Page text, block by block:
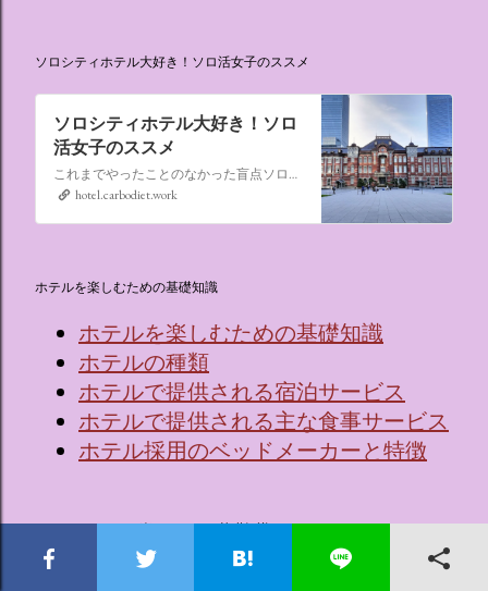
ソロシティホテル大好き！ソロ活女子のススメ
ソロシティホテル大好き！ソロ
活女子のススメ
これまでやったことのなかった盲点ソロ活、“なんでもない日にシティホテルに泊まる”。ソロ活女子のススメ,ソロシティホテル
hotel.carbodiet.work
ホテルを楽しむための基礎知識
ホテルを楽しむための基礎知識
ホテルの種類
ホテルで提供される宿泊サービス
ホテルで提供される主な食事サービス
ホテル採用のベッドメーカーと特徴
ホテルでワインを楽しむための基礎知識
🍷ワインってなに？